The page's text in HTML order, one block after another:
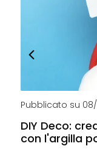
Pubblicato su
DIY Deco:
con l'argilla